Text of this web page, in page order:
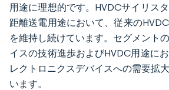
用途に理想的です。HVDCサイリス
距離送電用途において、従来の
を維持し続けています。セグメント
イスの技術進歩およびHVDC用途に
レクトロニクスデバイスへの需要拡
います。